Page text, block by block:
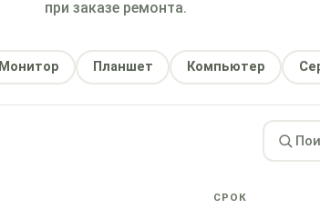
при заказе ремонта.
Монитор Планшет Компьютер
СРОК